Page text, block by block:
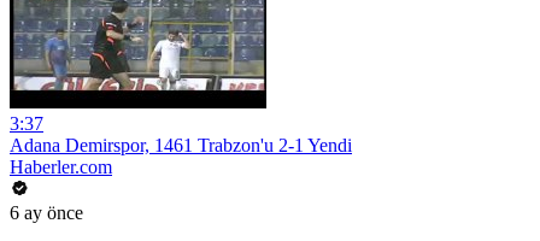
3:37
Adana Demirspor, 1461 Trabzon'u 2-1 Yendi
Haberler.com
6 ay önce